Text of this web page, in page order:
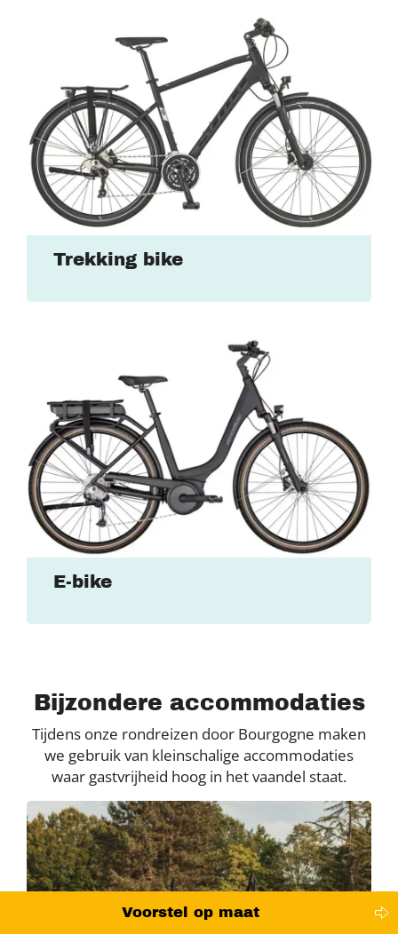
Trekking bike
E-bike
Bijzondere accommodaties
Tijdens onze rondreizen door Bourgogne maken
we gebruik van kleinschalige accommodaties
waar gastvrijheid hoog in het vaandel staat.
Voorstel op maat